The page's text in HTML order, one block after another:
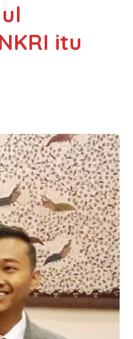
itu